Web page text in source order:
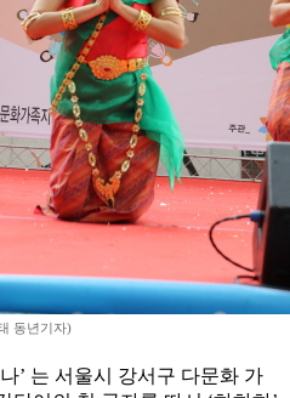
동년기자)
’ 는 서울시 강서구 다문화 가